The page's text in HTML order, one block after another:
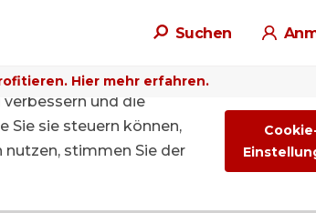
Suchen
Hier mehr erfahren.
und die
Sie sie steuern können,
nutzen, stimmen Sie der